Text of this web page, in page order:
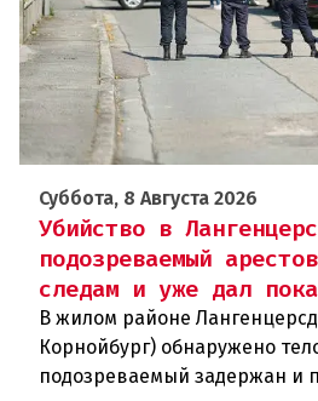
Суббота, 8 Августа 2026
Убийство в
подозреваемый
следам и уже дал
В жилом районе
Корнойбург) обнаружено
подозреваемый задержан и